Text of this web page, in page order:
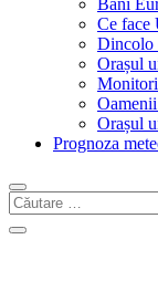
Bani
Ce face
Dincolo
Orașul
Orașul
Prognoza